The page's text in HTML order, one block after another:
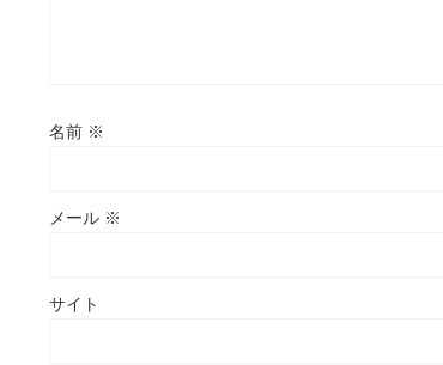
名前 ※
メール ※
サイト